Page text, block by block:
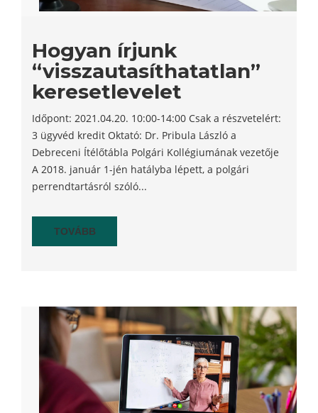
Hogyan írjunk
“visszautasíthatatlan”
keresetlevelet
Időpont: 2021.04.20. 10:00-14:00 Csak a részvetelért:
3 ügyvéd kredit Oktató: Dr. Pribula László a
Debreceni Ítélőtábla Polgári Kollégiumának vezetője
A 2018. január 1-jén hatályba lépett, a polgári
perrendtartásról szóló...
TOVÁBB